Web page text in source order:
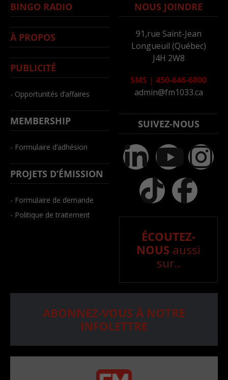
BINGO RADIO
À PROPOS
PUBLICITÉ
- Opportunités d’affaires
MEMBERSHIP
- Formulaire d’adhésion
PROJETS D’ÉMISSION
- Formulaire de demande
- Politique de traitement
NOUS JOINDRE
91,rue Saint-Jean
Longueuil (Québec)
J4H 2W8
SMS | 450-646-6800
admin@fm1033.ca
SUIVEZ-NOUS
ÉCOUTEZ-
NOUS aussi
sur..
ABONNEZ-VOUS À NOTRE
INFOLETTRE